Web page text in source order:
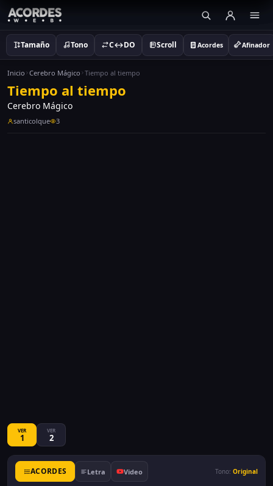
Tamaño Tono C↔DO Scroll Acordes Afinador
Inicio Cerebro Mágico Tiempo al tiempo
Tiempo al tiempo
Cerebro Mágico
santicolque 3
VER
1
VER
2
ACORDES Letra Video Tono: Original